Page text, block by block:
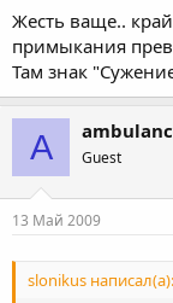
Жесть ваще..
примыкания
Там знак
A Guest
13 Май 2009
slonikus написал(а):